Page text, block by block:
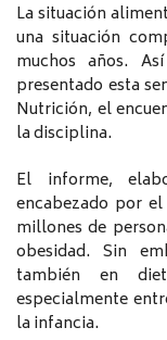
La situación
una situación
muchos años.
presentado esta
Nutrición, el
la disciplina.
El informe,
encabezado por
millones de
obesidad. Sin
también en
especialmente
la infancia.